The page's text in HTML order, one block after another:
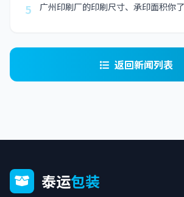
5 广州印刷厂的印刷尺寸、承印面积你了
返回新闻列表
泰运包装